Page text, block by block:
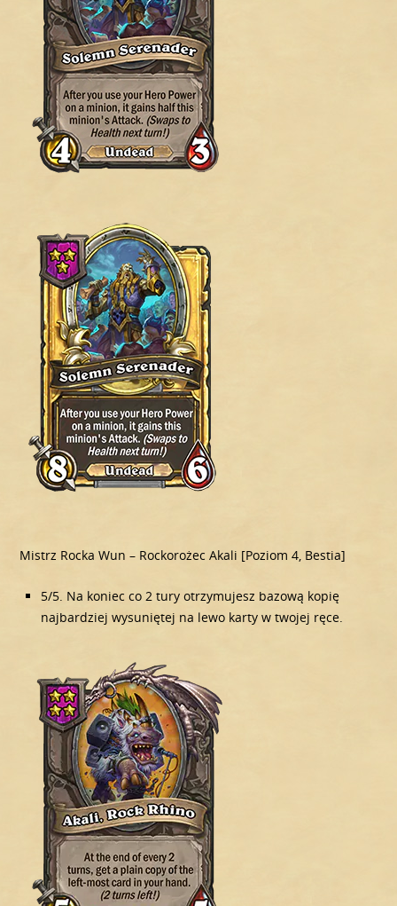
Mistrz Rocka Wun – Rockorożec Akali [Poziom 4, Bestia]
5/5. Na koniec co 2 tury otrzymujesz bazową kopię
najbardziej wysuniętej na lewo karty w twojej ręce.